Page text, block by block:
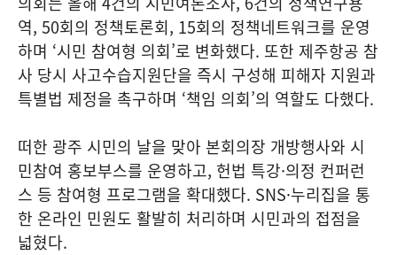
역, 50회의 정책토론회, 15회의 정책네트워크를 운영
하며 ‘시민 참여형 의회’로 변화했다. 또한 제주항공 참
사 당시 사고수습지원단을 즉시 구성해 피해자 지원과
특별법 제정을 촉구하며 ‘책임 의회’의 역할도 다했다.
떠한 광주 시민의 날을 맞아 본회의장 개방행사와 시
민참여 홍보부스를 운영하고, 헌법 특강·의정 컨퍼런
스 등 참여형 프로그램을 확대했다. SNS·누리집을 통
한 온라인 민원도 활발히 처리하며 시민과의 접점을
넓혔다.